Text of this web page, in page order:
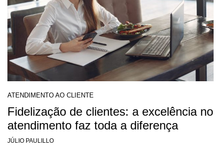
ATENDIMENTO AO CLIENTE
Fidelização de clientes: a excelência no
atendimento faz toda a diferença
JÚLIO PAULILLO